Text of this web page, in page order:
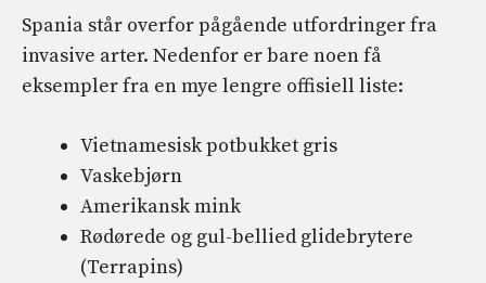
Spania står overfor pågående utfordringer fra
invasive arter. Nedenfor er bare noen få
eksempler fra en mye lengre offisiell liste:
Vietnamesisk potbukket gris
Vaskebjørn
Amerikansk mink
Rødørede og gul-bellied glidebrytere
(Terrapins)